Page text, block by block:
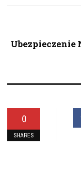
Ubezpieczenie
0
SHARES